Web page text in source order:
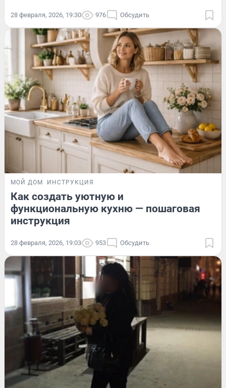
28 февраля, 2026, 19:30 976 Обсудить
МОЙ ДОМ ИНСТРУКЦИЯ
Как создать уютную и
функциональную кухню — пошаговая
инструкция
28 февраля, 2026, 19:03 953 Обсудить